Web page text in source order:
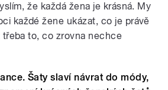
že každá žena je krásná. My
každé žene ukázat, co je právě
třeba to, co zrovna nechce
Šaty slaví návrat do módy,